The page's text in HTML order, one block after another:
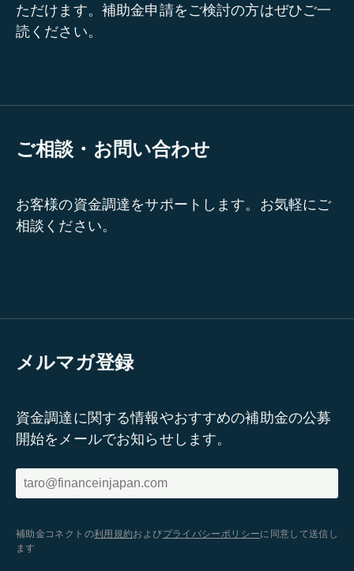
ただけます。補助金申請をご検討の方はぜひご一
読ください。
ご相談・お問い合わせ
お客様の資金調達をサポートします。お気軽にご
相談ください。
メルマガ登録
資金調達に関する情報やおすすめの補助金の公募
開始をメールでお知らせします。
補助金コネクトの利用規約およびプライバシーポリシーに同意して送信し
ます